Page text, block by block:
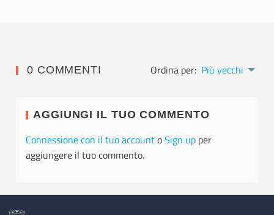
0 COMMENTI Ordina per: Più vecchi
AGGIUNGI IL TUO COMMENTO
Connessione con il tuo accountoSign up per
aggiungere il tuo commento.